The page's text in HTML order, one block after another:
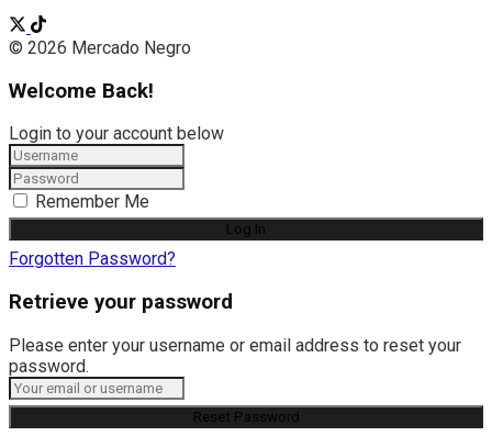
© 2026 Mercado Negro
Welcome Back!
Login to your account below
Remember Me
Forgotten Password?
Retrieve your password
Please enter your username or email address to reset your
password.